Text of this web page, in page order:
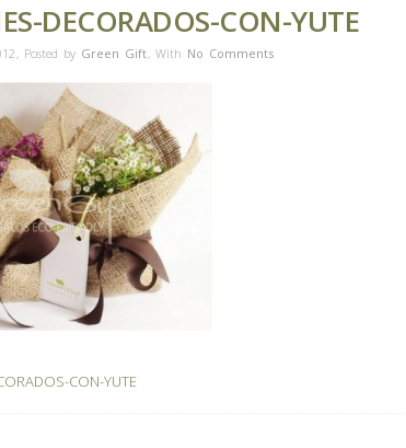
DECORADOS-CON-YUTE
, Posted by Green Gift, With No Comments
CON-YUTE